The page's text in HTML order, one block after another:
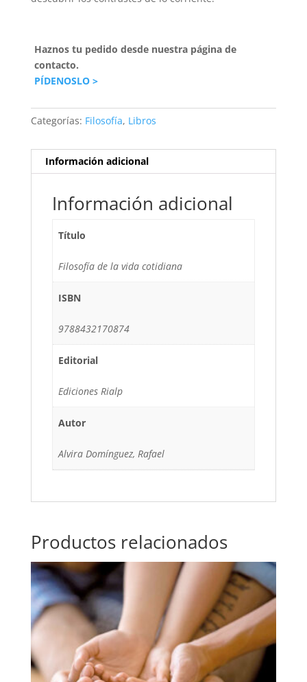
Haznos tu pedido desde nuestra página de
contacto.
PÍDENOSLO >
Categorías: Filosofía, Libros
Información adicional
Información adicional
Título
Filosofía de la vida cotidiana
ISBN
9788432170874
Editorial
Ediciones Rialp
Autor
Alvira Domínguez, Rafael
Productos relacionados